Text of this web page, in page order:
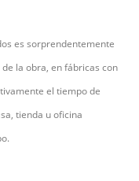
es sorprendentemente
la obra, en fábricas con
el tiempo de
tienda u oficina